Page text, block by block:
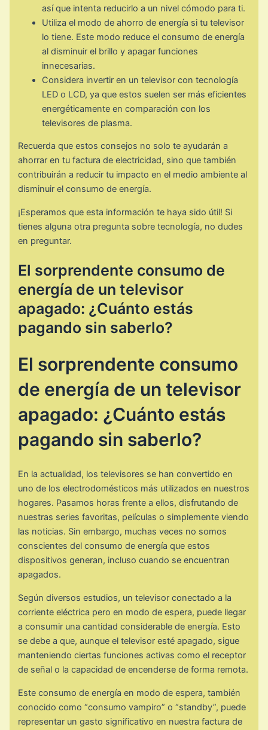
así que intenta reducirlo a un nivel cómodo para ti.
Utiliza el modo de ahorro de energía si tu televisor
lo tiene. Este modo reduce el consumo de energía
al disminuir el brillo y apagar funciones
innecesarias.
Considera invertir en un televisor con tecnología
LED o LCD, ya que estos suelen ser más eficientes
energéticamente en comparación con los
televisores de plasma.
Recuerda que estos consejos no solo te ayudarán a
ahorrar en tu factura de electricidad, sino que también
contribuirán a reducir tu impacto en el medio ambiente al
disminuir el consumo de energía.
¡Esperamos que esta información te haya sido útil! Si
tienes alguna otra pregunta sobre tecnología, no dudes
en preguntar.
El sorprendente consumo de
energía de un televisor
apagado: ¿Cuánto estás
pagando sin saberlo?
El sorprendente consumo
de energía de un televisor
apagado: ¿Cuánto estás
pagando sin saberlo?
En la actualidad, los televisores se han convertido en
uno de los electrodomésticos más utilizados en nuestros
hogares. Pasamos horas frente a ellos, disfrutando de
nuestras series favoritas, películas o simplemente viendo
las noticias. Sin embargo, muchas veces no somos
conscientes del consumo de energía que estos
dispositivos generan, incluso cuando se encuentran
apagados.
Según diversos estudios, un televisor conectado a la
corriente eléctrica pero en modo de espera, puede llegar
a consumir una cantidad considerable de energía. Esto
se debe a que, aunque el televisor esté apagado, sigue
manteniendo ciertas funciones activas como el receptor
de señal o la capacidad de encenderse de forma remota.
Este consumo de energía en modo de espera, también
conocido como “consumo vampiro” o “standby”, puede
representar un gasto significativo en nuestra factura de